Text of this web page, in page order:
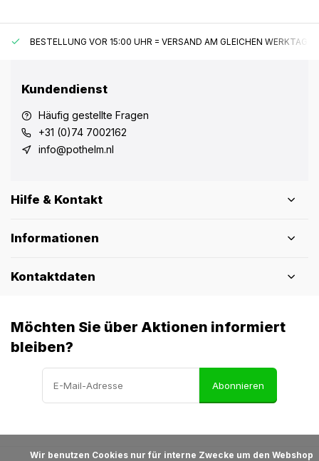
BESTELLUNG VOR 15:00 UHR = VERSAND AM GLEICHEN WERKTAG*
Kundendienst
Häufig gestellte Fragen
+31 (0)74 7002162
info@pothelm.nl
Hilfe & Kontakt
Informationen
Kontaktdaten
Möchten Sie über Aktionen informiert
bleiben?
Abonnieren